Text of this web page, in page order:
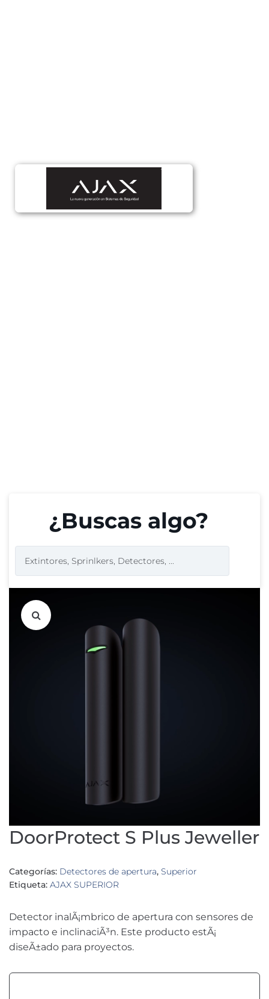
¿Buscas algo?
DoorProtect S Plus Jeweller
Categorías: Detectores de apertura, Superior
Etiqueta: AJAX SUPERIOR
Detector inalÃ¡mbrico de apertura con sensores de
impacto e inclinaciÃ³n. Este producto estÃ¡
diseÃ±ado para proyectos.